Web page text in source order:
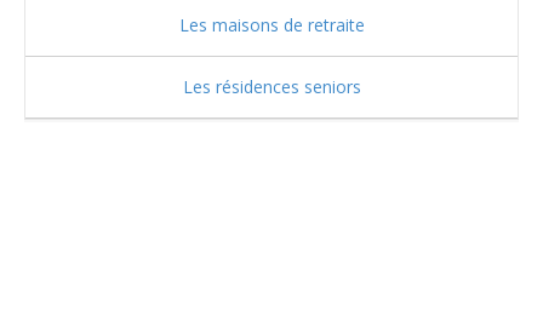
Les maisons de retraite
Les résidences seniors